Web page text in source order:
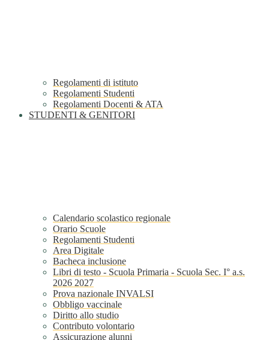
Regolamenti di istituto
Regolamenti Studenti
Regolamenti Docenti & ATA
STUDENTI & GENITORI
Calendario scolastico regionale
Orario Scuole
Regolamenti Studenti
Area Digitale
Bacheca inclusione
Libri di testo - Scuola Primaria - Scuola Sec. I° a.s.
2026 2027
Prova nazionale INVALSI
Obbligo vaccinale
Diritto allo studio
Contributo volontario
Assicurazione alunni